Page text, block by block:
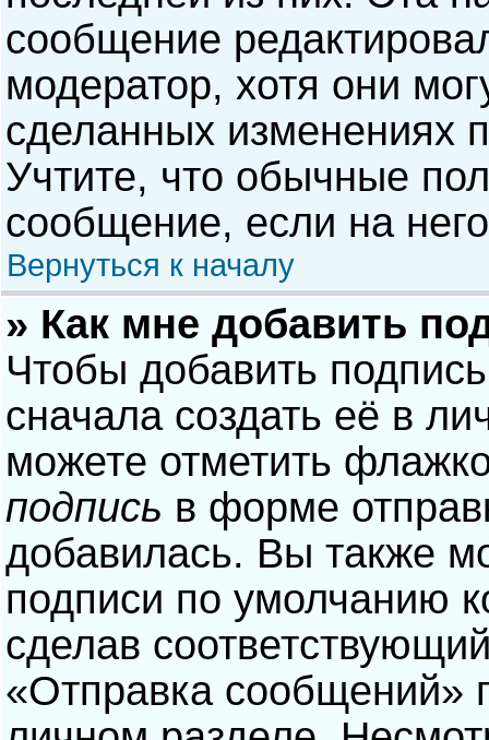
сообщение
модератор, хотя они
сделанных изменениях
Учтите, что обычные
сообщение, если на
Вернуться к началу
» Как мне добавить
Чтобы добавить
сначала создать её в
можете отметить
подпись в форме
добавилась. Вы также
подписи по умолчанию
сделав
«Отправка сообщений»